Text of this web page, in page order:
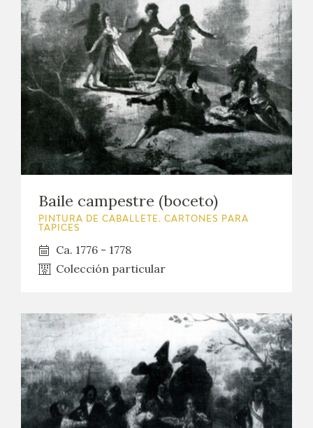
Baile campestre (boceto)
PINTURA DE CABALLETE. CARTONES PARA
TAPICES
Ca. 1776 - 1778
Colección particular